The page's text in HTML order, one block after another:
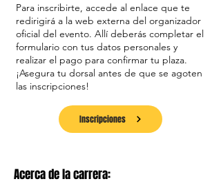
Para inscribirte, accede al enlace que te
redirigirá a la web externa del organizador
oficial del evento. Allí deberás completar el
formulario con tus datos personales y
realizar el pago para confirmar tu plaza.
¡Asegura tu dorsal antes de que se agoten
las inscripciones!
Inscripciones
Acerca de la carrera: